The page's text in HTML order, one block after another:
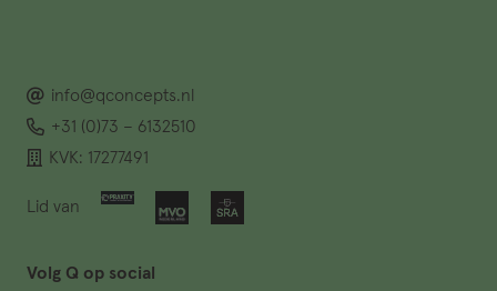
info@qconcepts.nl
+31 (0)73 – 6132510
KVK: 17277491
Lid van
Volg Q op social